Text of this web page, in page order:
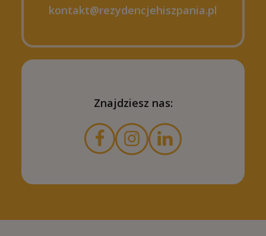
kontakt@rezydencjehiszpania.pl
Znajdziesz nas: